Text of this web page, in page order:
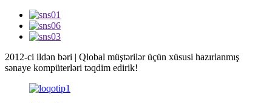
2012-ci ildən bəri | Qlobal müştərilər üçün xüsusi hazırlanmış
sənaye kompüterləri təqdim edirik!